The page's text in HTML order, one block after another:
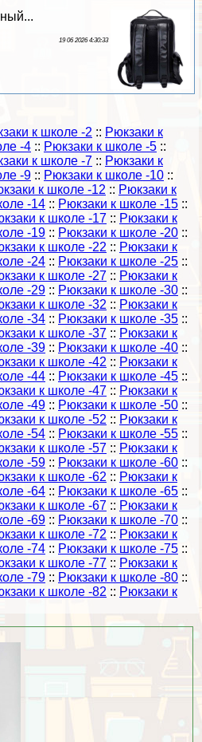
19 06 2026 4:30:33
к школе -2 :: Рюкзаки к
-4 :: Рюкзаки к школе -5 ::
к школе -7 :: Рюкзаки к
-9 :: Рюкзаки к школе -10 ::
к школе -12 :: Рюкзаки к
-14 :: Рюкзаки к школе -15 ::
к школе -17 :: Рюкзаки к
-19 :: Рюкзаки к школе -20 ::
к школе -22 :: Рюкзаки к
-24 :: Рюкзаки к школе -25 ::
к школе -27 :: Рюкзаки к
-29 :: Рюкзаки к школе -30 ::
к школе -32 :: Рюкзаки к
-34 :: Рюкзаки к школе -35 ::
к школе -37 :: Рюкзаки к
-39 :: Рюкзаки к школе -40 ::
к школе -42 :: Рюкзаки к
-44 :: Рюкзаки к школе -45 ::
к школе -47 :: Рюкзаки к
-49 :: Рюкзаки к школе -50 ::
к школе -52 :: Рюкзаки к
-54 :: Рюкзаки к школе -55 ::
к школе -57 :: Рюкзаки к
-59 :: Рюкзаки к школе -60 ::
к школе -62 :: Рюкзаки к
-64 :: Рюкзаки к школе -65 ::
к школе -67 :: Рюкзаки к
-69 :: Рюкзаки к школе -70 ::
к школе -72 :: Рюкзаки к
-74 :: Рюкзаки к школе -75 ::
к школе -77 :: Рюкзаки к
-79 :: Рюкзаки к школе -80 ::
к школе -82 :: Рюкзаки к